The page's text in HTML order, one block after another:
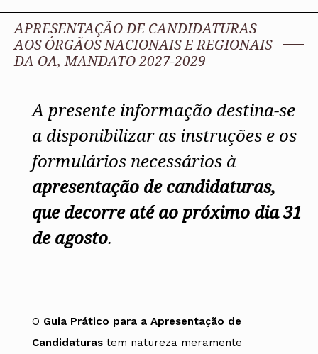
Conselho de Disciplina Nacional
Conselho Fiscal
Conselho de Supervisão
Órgãos Sociais Regionais
Conselho de Disciplina Regional
Colégios
COB
Protocolos Institucionais
Protocolos Comerciais
Atlas dos Materiais e Ofícios
Legislação
SILUC
Apoio jurídico
Algarve
Madeira
Açores
Notícias
Centro
Alentejo
Algarve
Madeira
Açores
Algarve
Madeira
Açores
APRESENTAÇÃO DE CANDIDATURAS
AOS ÓRGÃOS NACIONAIS E REGIONAIS
DA OA, MANDATO 2027-2029
A presente informação destina-se
a disponibilizar as instruções e os
formulários necessários à
apresentação de candidaturas,
que decorre até ao próximo dia 31
de agosto.
O Guia Prático para a Apresentação de
Candidaturastem natureza meramente